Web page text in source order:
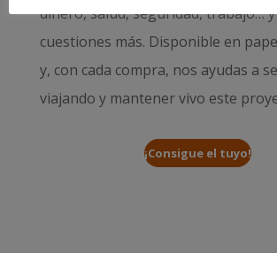
dinero, salud, seguridad, trabajo…
cuestiones más. Disponible en
y, con cada compra, nos ayudas a
viajando y mantener vivo este
¡Consigue el tuyo!